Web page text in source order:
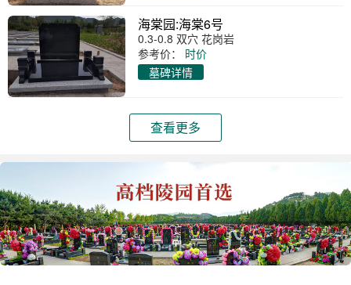
海棠园:海棠6号
0.3-0.8 双穴 花岗岩
参考价：
时价
墓碑详情
查看更多